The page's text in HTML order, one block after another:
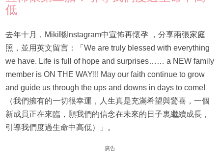
低
去年十月，Miki喺Instagram中宣怖再懷孕 ，分享兩張家庭
照，並用英文留言：「We are truly blessed with everything
we have. Life is full of hope and surprises…… a NEW family
member is ON THE WAY!!! May our faith continue to grow
and guide us through the ups and downs in days to come!
（我們擁有的一切很幸運，人生真是充滿希望與驚喜，一個
新成員正在來臨，願我們的信念在未來的日子裏繼續成長，
引導我們度過生命中高低）」。
廣告